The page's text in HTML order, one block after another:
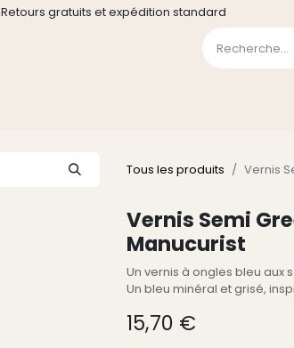
Retours gratuits et expédition standard
Tous les produits Vernis
Vernis Semi
Manucurist
Un vernis à ongles bleu aux
Un bleu minéral et grisé,
15,70 €